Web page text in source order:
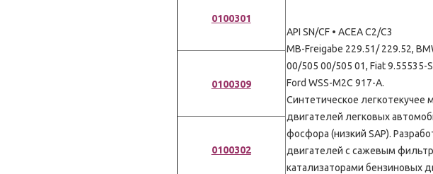
0100301
API SN/CF • ACEA C2/C3
MB-Freigabe 229.51/ 229.52,
00/505 00/505 01, Fiat 9.55535-
Ford WSS-M2C 917-A.
Синтетическое
двигателей легковых
фосфора (низкий SAP).
двигателей с сажевым
катализаторами бензиновых
0100309
0100302